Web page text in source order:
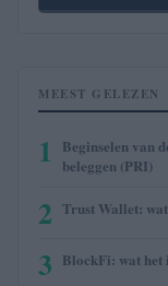
MEEST GELEZEN
1
Beginselen van
beleggen (PRI)
2 Trust Wallet:
3 BlockFi: wat het